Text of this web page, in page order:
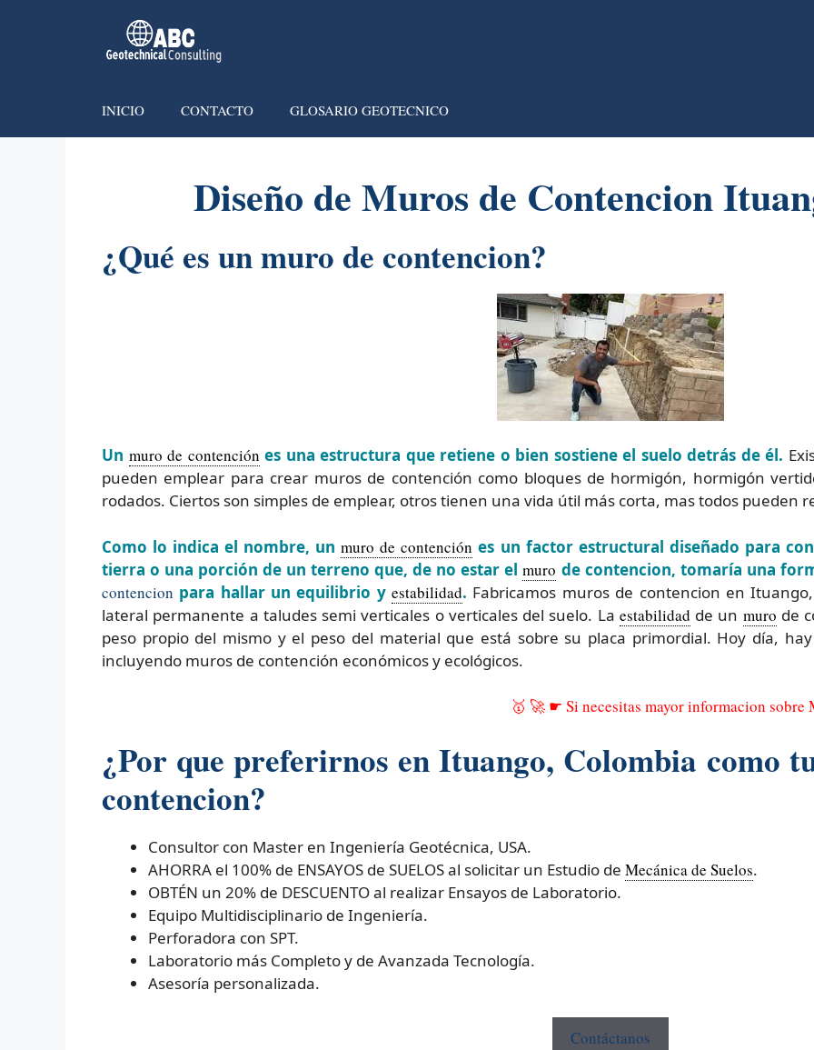
INICIO CONTACTO GLOSARIO GEOTECNICO
Diseño de Muros de Contencion
¿Qué es un muro de contencion?
Un muro de contención es una estructura que retiene o bien sostiene el suelo detrás de él.
pueden emplear para crear muros de contención como bloques de hormigón, hormigón
rodados. Ciertos son simples de emplear, otros tienen una vida útil más corta, mas todos pueden
Como lo indica el nombre, unmuro de contención es un factor estructural diseñado para
tierra o una porción de un terreno que, de no estar elmuro de contencion, tomaría una
contencion para hallar un equilibrio yestabilidad. Fabricamos muros de contencion en
lateral permanente a taludes semi verticales o verticales del suelo. La estabilidad de un muro de
peso propio del mismo y el peso del material que está sobre su placa primordial. Hoy día,
incluyendo muros de contención económicos y ecológicos.
🥇 🚀 ☛ Si necesitas mayor informacion sobre
¿Por que preferirnos en Ituango, Colombia como
contencion?
Consultor con Master en Ingeniería Geotécnica, USA.
AHORRA el 100% de ENSAYOS de SUELOS al solicitar un Estudio de Mecánica de Suelos.
OBTÉN un 20% de DESCUENTO al realizar Ensayos de Laboratorio.
Equipo Multidisciplinario de Ingeniería.
Perforadora con SPT.
Laboratorio más Completo y de Avanzada Tecnología.
Asesoría personalizada.
Contáctanos